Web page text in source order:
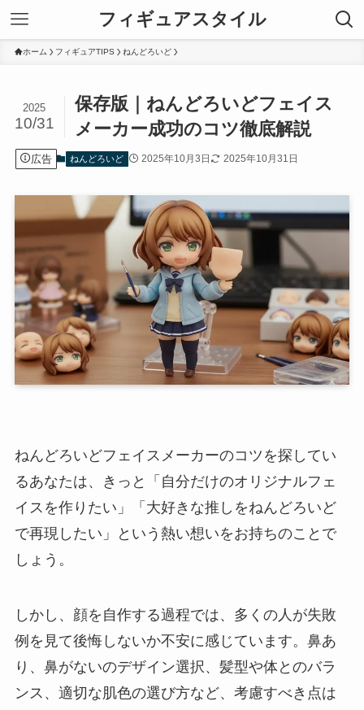
フィギュアスタイル
ホーム フィギュアTIPS ねんどろいど
保存版｜ねんどろいどフェイス
メーカー成功のコツ徹底解説
2025
10/31
広告 ねんどろいど 2025年10月3日 2025年10月31日
ねんどろいどフェイスメーカーのコツを探してい
るあなたは、きっと「自分だけのオリジナルフェ
イスを作りたい」「大好きな推しをねんどろいど
で再現したい」という熱い想いをお持ちのことで
しょう。
しかし、顔を自作する過程では、多くの人が失敗
例を見て後悔しないか不安に感じています。鼻あ
り、鼻がないのデザイン選択、髪型や体とのバラ
ンス、適切な肌色の選び方など、考慮すべき点は